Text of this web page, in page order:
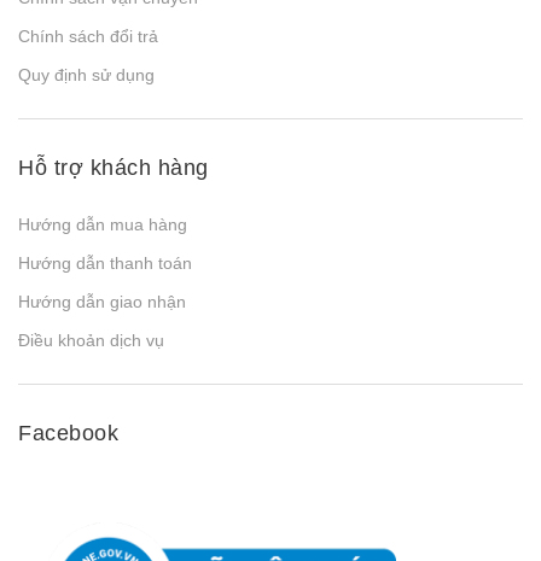
Chính sách đổi trả
Quy định sử dụng
Hỗ trợ khách hàng
Hướng dẫn mua hàng
Hướng dẫn thanh toán
Hướng dẫn giao nhận
Điều khoản dịch vụ
Facebook